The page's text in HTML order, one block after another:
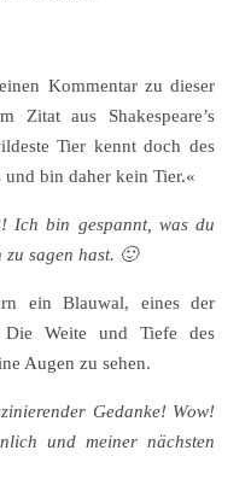
Kommentar zu dieser
Zitat aus Shakespeare’s
Tier kennt doch des
bin daher kein Tier.«
Ich bin gespannt, was du
sagen hast. 🙂
ein Blauwal, eines der
Die Weite und Tiefe des
Augen zu sehen.
Gedanke! Wow!
und meiner nächsten